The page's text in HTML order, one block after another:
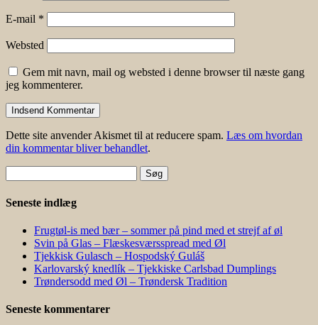
E-mail *
Websted
Gem mit navn, mail og websted i denne browser til næste gang
jeg kommenterer.
Dette site anvender Akismet til at reducere spam. Læs om hvordan
din kommentar bliver behandlet.
efter:
Seneste indlæg
Frugtøl-is med bær – sommer på pind med et strejf af øl
Svin på Glas – Flæskesværsspread med Øl
Tjekkisk Gulasch – Hospodský Guláš
Karlovarský knedlík – Tjekkiske Carlsbad Dumplings
Trøndersodd med Øl – Trøndersk Tradition
Seneste kommentarer